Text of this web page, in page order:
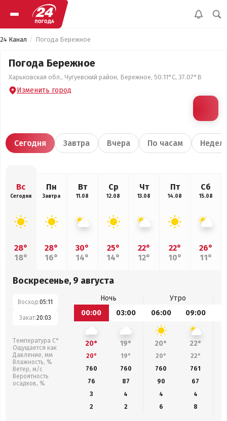
24 Канал Погода Бережное
Погода Бережное
Харьковская обл., Чугуевский район, Бережное, 50.11°С, 37.07°В
Изменить город
Сегодня Завтра Вчера По часам
Вс
Сегодня
28°
18°
Пн
Завтра
28°
16°
Вт
11.08
30°
14°
Ср
12.08
25°
14°
Чт
13.08
22°
12°
Пт
14.08
22°
10°
Сб
15.08
26°
11°
Воскресенье, 9 августа
Восход:05:11
Закат:20:03
Температура С°
Ощущается как
Давление, мм
Влажность, %
Ветер, м/с
Вероятность
осадков, %
Ночь
Утро
00:00
03:00 06:00 09:00
20° 19° 20° 22°
20° 19° 20° 22°
760
760 760 761
76
87 90 67
3
4 4
4
2
2 6 8